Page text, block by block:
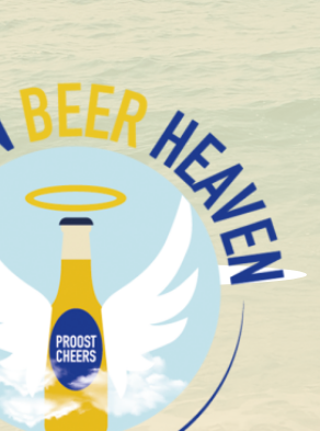
speciaalbieren in stock
Oak Aged
Hoge Gisting
Speciaal bier/Abdijbier
Tripel 20°